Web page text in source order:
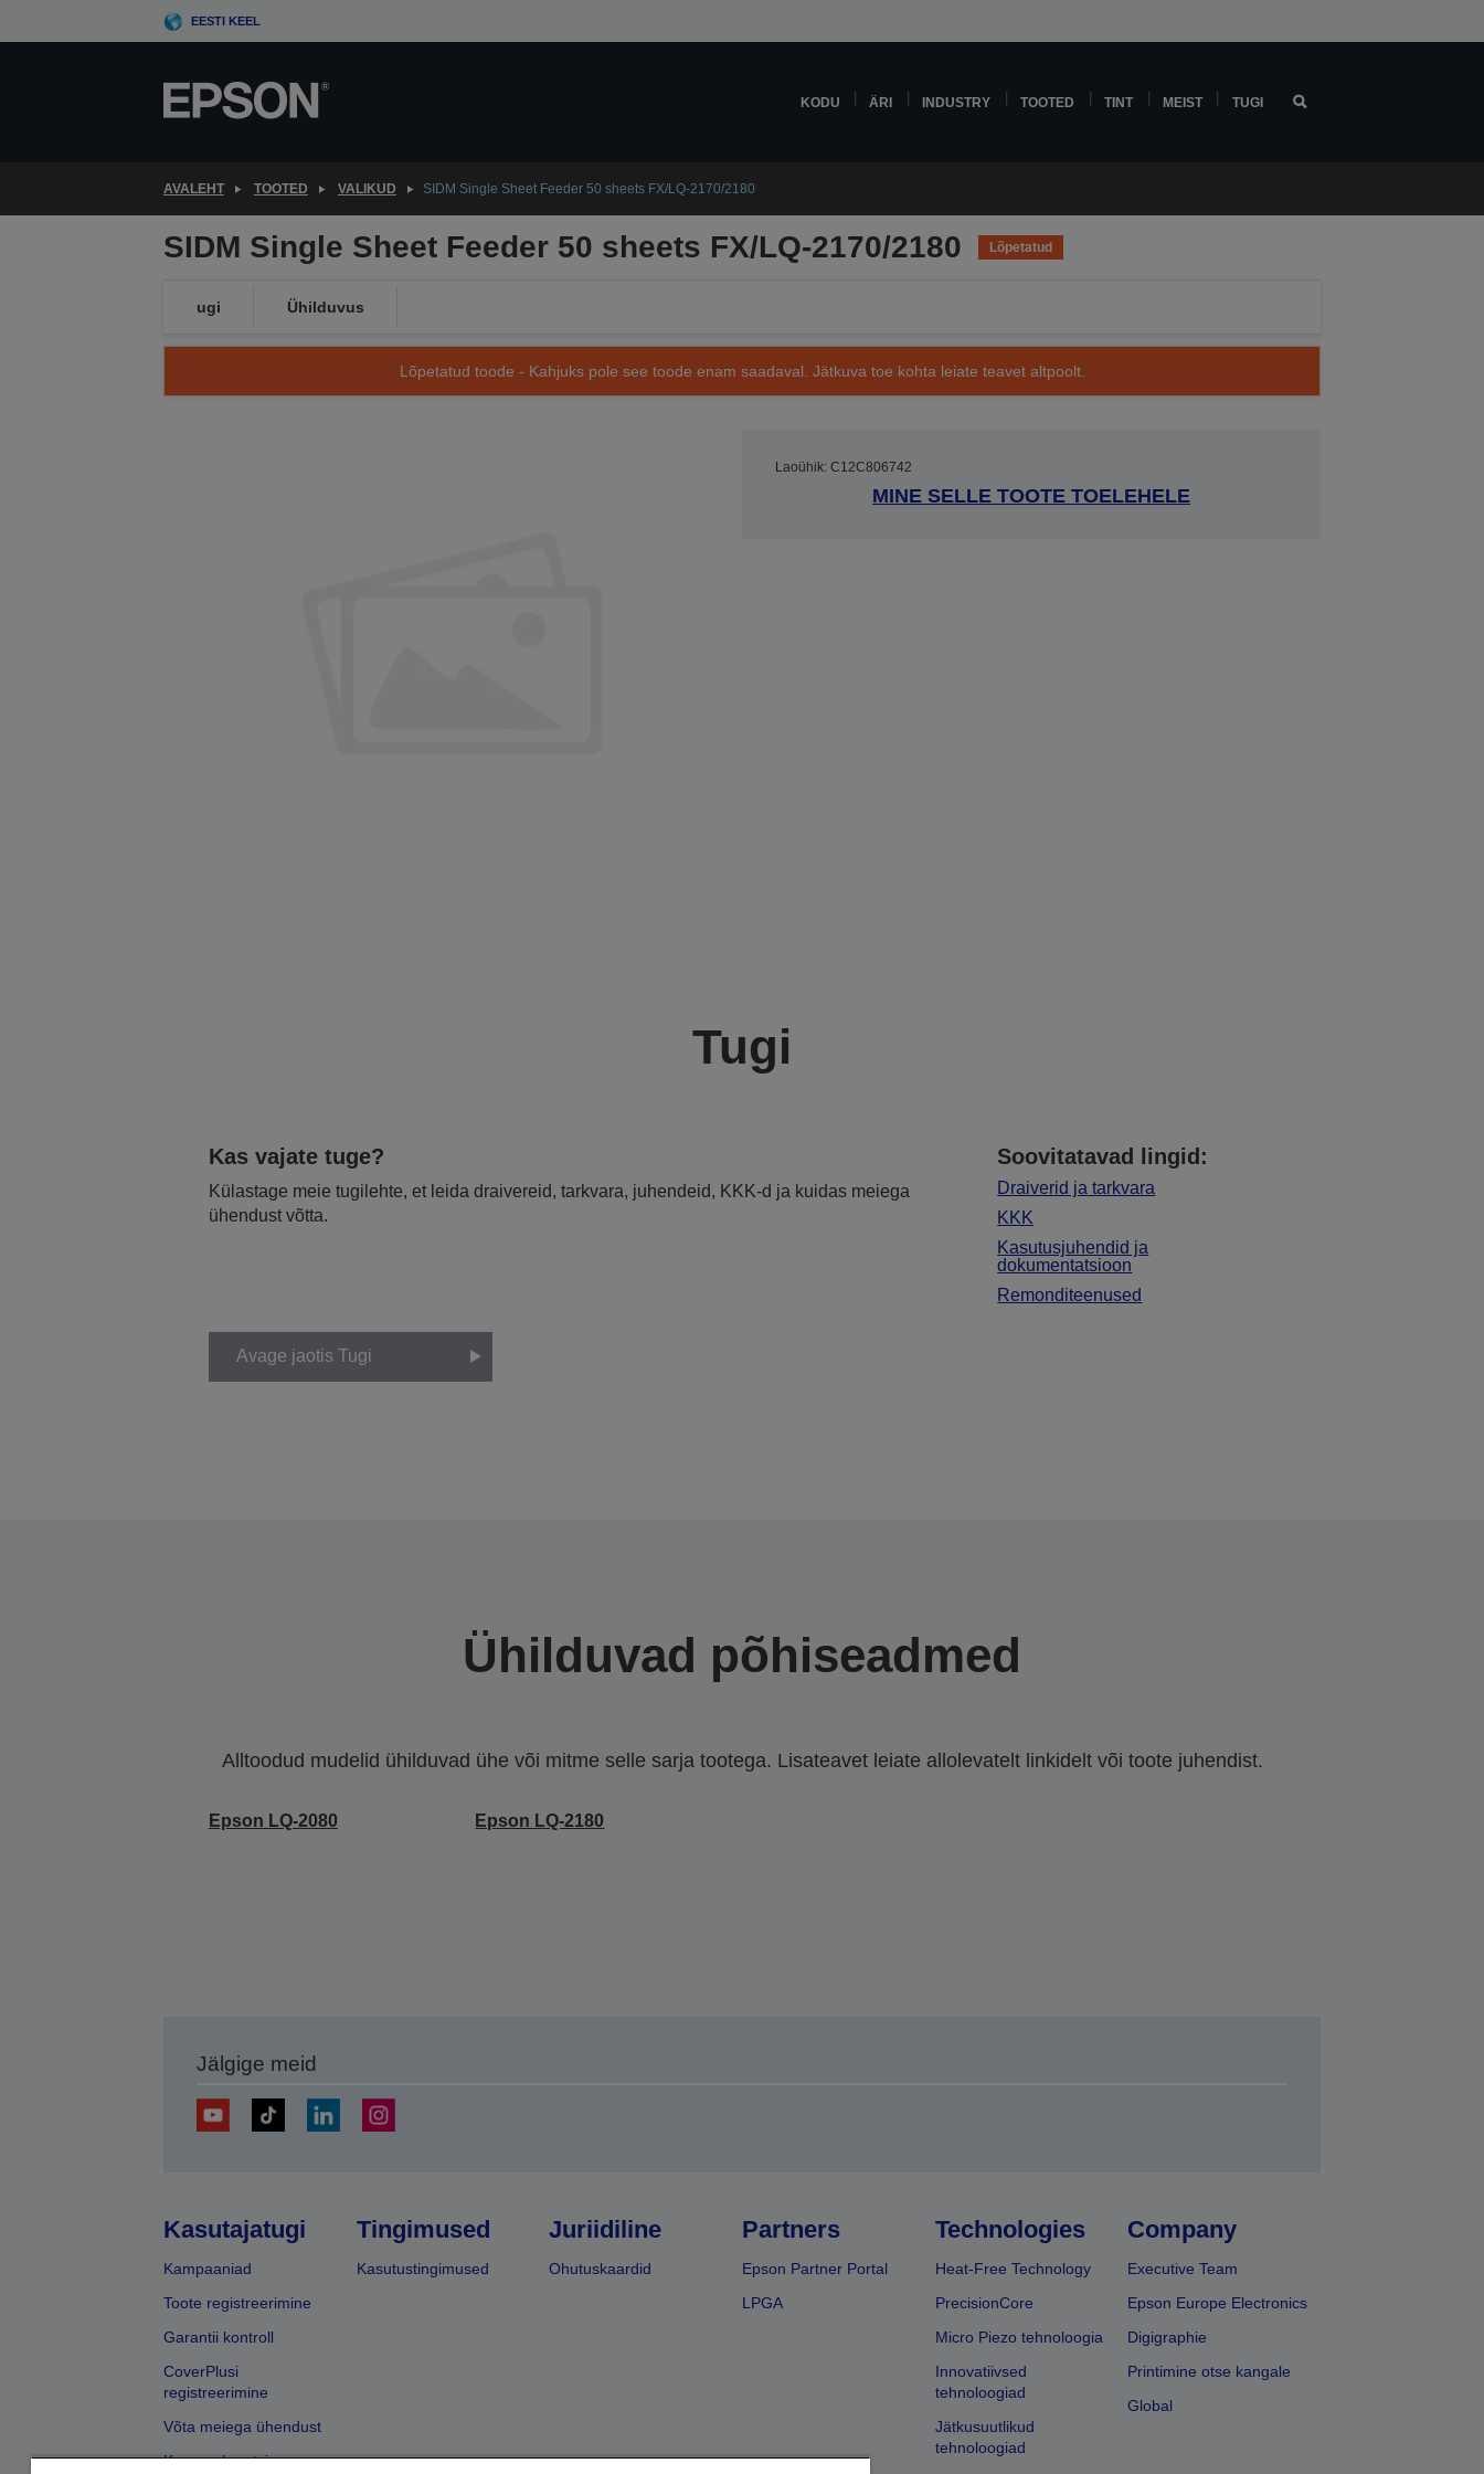
to
EESTI KEEL
KODU ÄRI INDUSTRY TOOTED TINT MEIST TUGI
AVALEHT TOOTED VALIKUD SIDM Single Sheet Feeder 50 sheets FX/LQ-2170/2180
SIDM Single Sheet Feeder 50 sheets FX/LQ-2170/2180 Lõpetatud
ugi Ühilduvus
Lõpetatud toode - Kahjuks pole see toode enam saadaval. Jätkuva toe kohta leiate teavet altpoolt.
Laoühik: C12C806742
MINE SELLE TOOTE TOELEHELE
Tugi
Kas vajate tuge?
Külastage meie tugilehte, et leida draivereid, tarkvara, juhendeid, KKK-d ja kuidas meiega
ühendust võtta.
Soovitatavad lingid:
Draiverid ja tarkvara
KKK
Kasutusjuhendid ja
dokumentatsioon
Remonditeenused
Avage jaotis Tugi
Ühilduvad põhiseadmed
Alltoodud mudelid ühilduvad ühe või mitme selle sarja tootega. Lisateavet leiate allolevatelt linkidelt või toote juhendist.
Epson LQ-2080 Epson LQ-2180
Jälgige meid
Kasutajatugi
Kampaaniad
Toote registreerimine
Garantii kontroll
CoverPlusi
registreerimine
Võta meiega ühendust
Kaupmehe otsing
Tingimused
Kasutustingimused
Juriidiline
Ohutuskaardid
Partners
Epson Partner Portal
LPGA
Technologies
Heat-Free Technology
PrecisionCore
Micro Piezo tehnoloogia
Innovatiivsed
tehnoloogiad
Jätkusuutlikud
tehnoloogiad
Company
Executive Team
Epson Europe Electronics
Digigraphie
Printimine otse kangale
Global